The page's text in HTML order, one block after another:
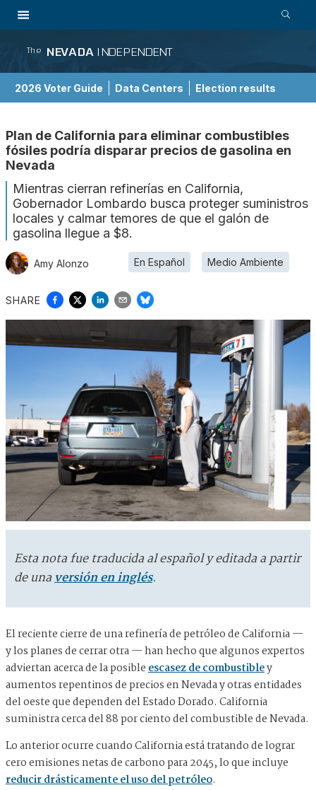
The NEVADA INDEPENDENT
2026 Voter Guide Data Centers Election results
Plan de California para eliminar combustibles
fósiles podría disparar precios de gasolina en
Nevada
Mientras cierran refinerías en California,
Gobernador Lombardo busca proteger suministros
locales y calmar temores de que el galón de
gasolina llegue a $8.
Amy Alonzo En Español Medio Ambiente
SHARE
Esta nota fue traducida al español y editada a partir
de unaversión en inglés.
El reciente cierre de una refinería de petróleo de California —
y los planes de cerrar otra — han hecho que algunos expertos
adviertan acerca de la posibleescasez de combustibley
aumentos repentinos de precios en Nevada y otras entidades
del oeste que dependen del Estado Dorado. California
suministra cerca del 88 por ciento del combustible de Nevada.
Lo anterior ocurre cuando California está tratando de lograr
cero emisiones netas de carbono para 2045, lo que incluye
reducir drásticamente el uso del petróleo.